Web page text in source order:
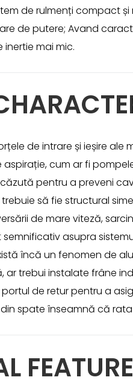
de rulmenți compact
de putere; Avand
mai mic.
de intrare și ieșire ale
cum ar fi
pentru a preveni
trebuie să fie structural
de mare viteză,
asupra
încă un fenomen de
trebui instalate frâne
de retur pentru a
spate înseamnă că